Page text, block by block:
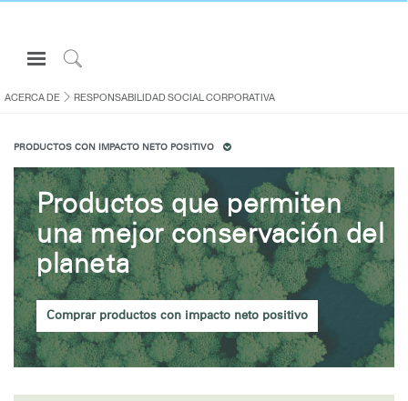
Open
Navigation
Menuto
Inicie sesión o regístrese
PRODUCTOS
ERGONOMÍA
RECURSOS
ACERCA DE
CONTACTE CON NOSOTROS
Partners
Contactar con la asistencia
ACERCA DE RESPONSABILIDAD SOCIAL CORPORATIVA
PRODUCTOS CON IMPACTO NETO POSITIVO
Productos que permiten
una mejor conservación del
planeta
Comprar productos con impacto neto positivo